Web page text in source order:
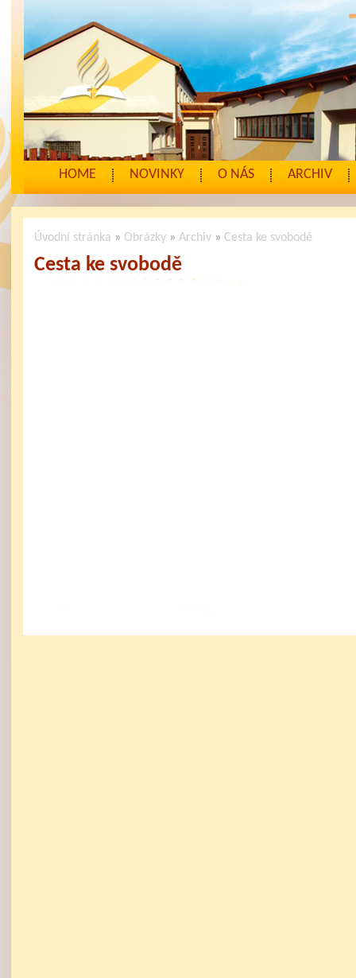
HOME NOVINKY O NÁS ARCHIV
Úvodní stránka » Obrázky »Archiv » Cesta ke svobodě
Cesta ke svobodě